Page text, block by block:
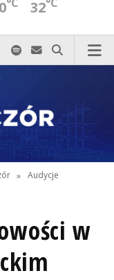
32
nas zadzwoń
Facebook-u
nas na Xnas na Instagram-ie
Odwiedź nas na TikTok-u
Szukaj nas na Spotify
Wyślij do nas
Szukaj
» Audycje
w